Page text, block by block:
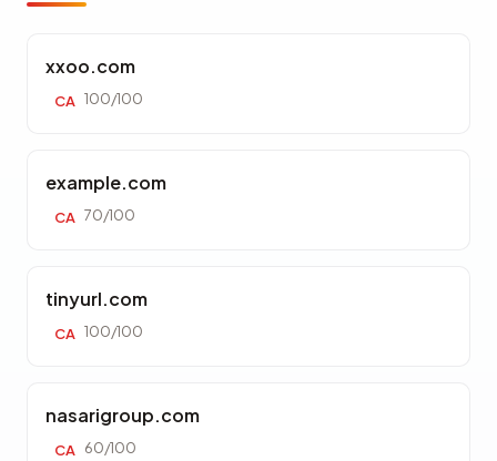
xxoo.com
CA 100/100
example.com
CA 70/100
tinyurl.com
CA 100/100
nasarigroup.com
CA 60/100